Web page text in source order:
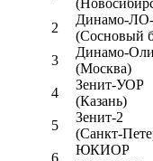
2
Динамо-
(Сосновый
3
Динамо-
(Москва)
4
Зенит-УОР
(Казань)
5
Зенит-2
(Санкт-
6
ЮКИОР